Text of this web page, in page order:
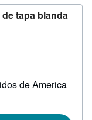
tapa blanda
de America